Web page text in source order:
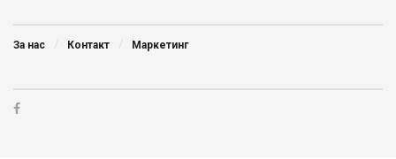
За нас Контакт Маркетинг